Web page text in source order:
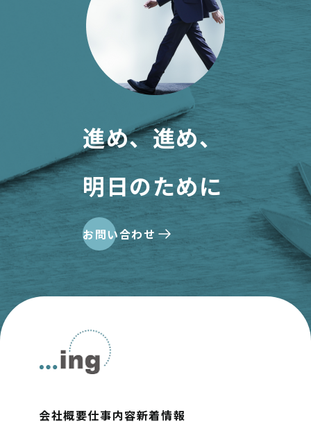
進め、進め、
明日のために
お問い合わせ
会社概要仕事内容新着情報